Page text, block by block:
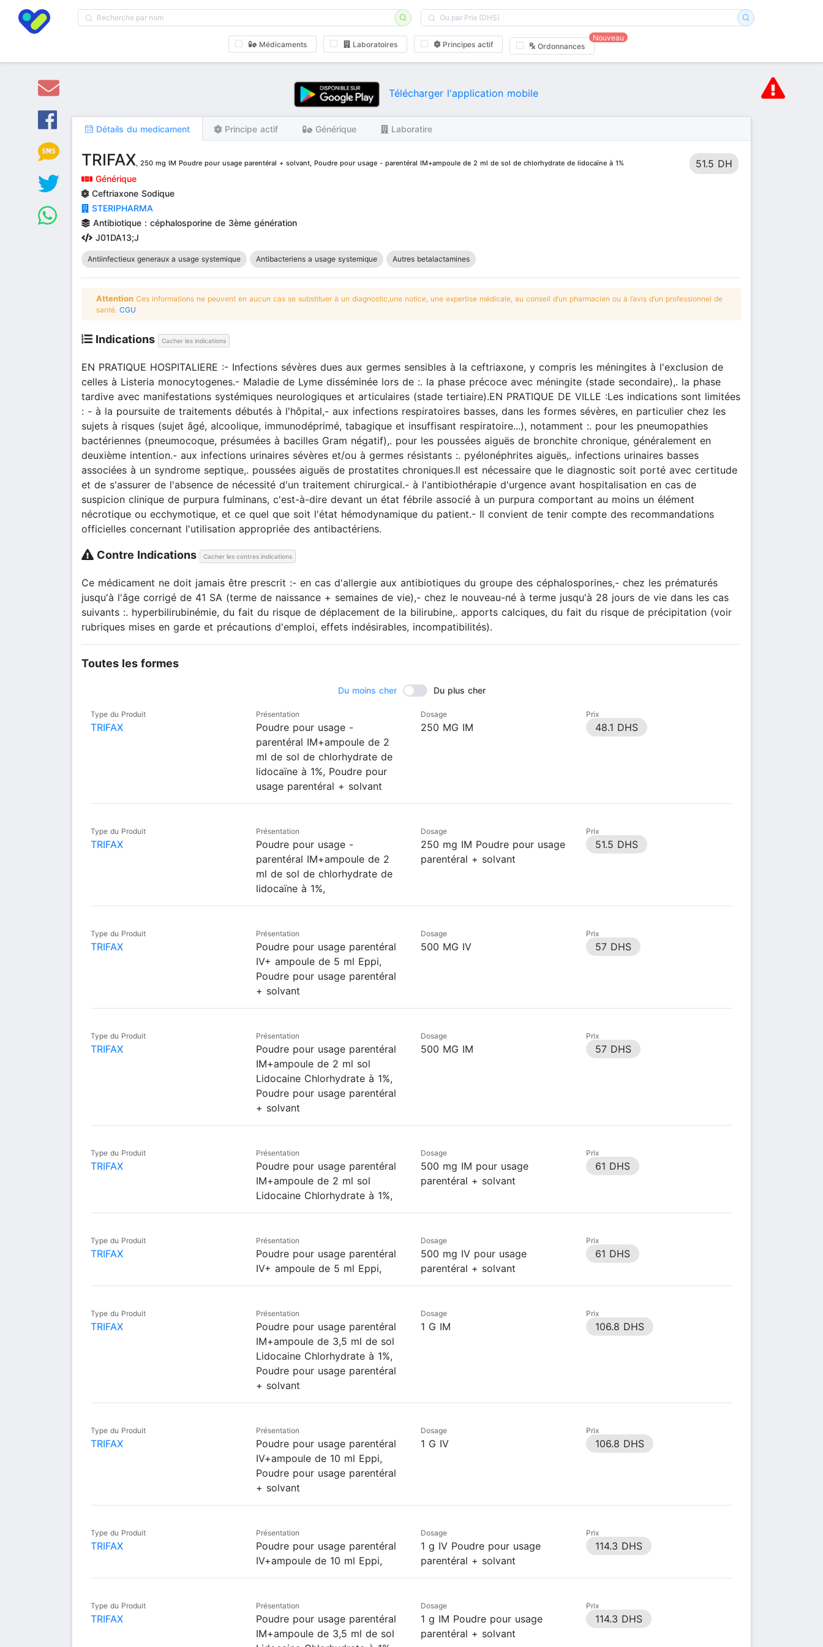
Médicaments Laboratoires Principes actif Ordonnances
Nouveau
Télécharger l'application mobile
Détails du medicament Principe actif Générique Laboratire
TRIFAX, 250 mg IM Poudre pour usage parentéral + solvant, Poudre pour usage - parentéral IM+ampoule de 2 ml de sol de chlorhydrate de lidocaïne à 1% 51.5 DH
Générique
Ceftriaxone Sodique
STERIPHARMA
Antibiotique : céphalosporine de 3ème génération
J01DA13;J
Antiinfectieux generaux a usage systemique Antibacteriens a usage systemique Autres betalactamines
Attention Ces informations ne peuvent en aucun cas se substituer à un diagnostic,une notice, une expertise médicale, au conseil d’un pharmacien ou à l’avis d’un professionnel de
santé. CGU
Indications Cacher les indications
EN PRATIQUE HOSPITALIERE :- Infections sévères dues aux germes sensibles à la ceftriaxone, y compris les méningites à l'exclusion de
celles à Listeria monocytogenes.- Maladie de Lyme disséminée lors de :. la phase précoce avec méningite (stade secondaire),. la phase
tardive avec manifestations systémiques neurologiques et articulaires (stade tertiaire).EN PRATIQUE DE VILLE :Les indications sont limitées
: - à la poursuite de traitements débutés à l'hôpital,- aux infections respiratoires basses, dans les formes sévères, en particulier chez les
sujets à risques (sujet âgé, alcoolique, immunodéprimé, tabagique et insuffisant respiratoire...), notamment :. pour les pneumopathies
bactériennes (pneumocoque, présumées à bacilles Gram négatif),. pour les poussées aiguës de bronchite chronique, généralement en
deuxième intention.- aux infections urinaires sévères et/ou à germes résistants :. pyélonéphrites aiguës,. infections urinaires basses
associées à un syndrome septique,. poussées aiguës de prostatites chroniques.Il est nécessaire que le diagnostic soit porté avec certitude
et de s'assurer de l'absence de nécessité d'un traitement chirurgical.- à l'antibiothérapie d'urgence avant hospitalisation en cas de
suspicion clinique de purpura fulminans, c'est-à-dire devant un état fébrile associé à un purpura comportant au moins un élément
nécrotique ou ecchymotique, et ce quel que soit l'état hémodynamique du patient.- Il convient de tenir compte des recommandations
officielles concernant l'utilisation appropriée des antibactériens.
Contre Indications Cacher les contres indications
Ce médicament ne doit jamais être prescrit :- en cas d'allergie aux antibiotiques du groupe des céphalosporines,- chez les prématurés
jusqu'à l'âge corrigé de 41 SA (terme de naissance + semaines de vie),- chez le nouveau-né à terme jusqu'à 28 jours de vie dans les cas
suivants :. hyperbilirubinémie, du fait du risque de déplacement de la bilirubine,. apports calciques, du fait du risque de précipitation (voir
rubriques mises en garde et précautions d'emploi, effets indésirables, incompatibilités).
Toutes les formes
Du moins cher Du plus cher
Type du Produit
TRIFAX
Présentation
Poudre pour usage -
parentéral IM+ampoule de 2
ml de sol de chlorhydrate de
lidocaïne à 1%, Poudre pour
usage parentéral + solvant
Dosage
250 MG IM
Prix
48.1 DHS
Type du Produit
TRIFAX
Présentation
Poudre pour usage -
parentéral IM+ampoule de 2
ml de sol de chlorhydrate de
lidocaïne à 1%,
Dosage
250 mg IM Poudre pour usage
parentéral + solvant
Prix
51.5 DHS
Type du Produit
TRIFAX
Présentation
Poudre pour usage parentéral
IV+ ampoule de 5 ml Eppi,
Poudre pour usage parentéral
+ solvant
Dosage
500 MG IV
Prix
57 DHS
Type du Produit
TRIFAX
Présentation
Poudre pour usage parentéral
IM+ampoule de 2 ml sol
Lidocaine Chlorhydrate à 1%,
Poudre pour usage parentéral
+ solvant
Dosage
500 MG IM
Prix
57 DHS
Type du Produit
TRIFAX
Présentation
Poudre pour usage parentéral
IM+ampoule de 2 ml sol
Lidocaine Chlorhydrate à 1%,
Dosage
500 mg IM pour usage
parentéral + solvant
Prix
61 DHS
Type du Produit
TRIFAX
Présentation
Poudre pour usage parentéral
IV+ ampoule de 5 ml Eppi,
Dosage
500 mg IV pour usage
parentéral + solvant
Prix
61 DHS
Type du Produit
TRIFAX
Présentation
Poudre pour usage parentéral
IM+ampoule de 3,5 ml de sol
Lidocaine Chlorhydrate à 1%,
Poudre pour usage parentéral
+ solvant
Dosage
1 G IM
Prix
106.8 DHS
Type du Produit
TRIFAX
Présentation
Poudre pour usage parentéral
IV+ampoule de 10 ml Eppi,
Poudre pour usage parentéral
+ solvant
Dosage
1 G IV
Prix
106.8 DHS
Type du Produit
TRIFAX
Présentation
Poudre pour usage parentéral
IV+ampoule de 10 ml Eppi,
Dosage
1 g IV Poudre pour usage
parentéral + solvant
Prix
114.3 DHS
Type du Produit
TRIFAX
Présentation
Poudre pour usage parentéral
IM+ampoule de 3,5 ml de sol
Dosage
1 g IM Poudre pour usage
parentéral + solvant
Prix
114.3 DHS